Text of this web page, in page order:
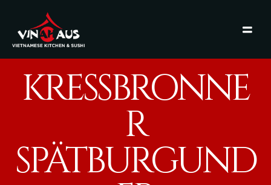
KRESSBRONNE
R
SPÄTBURGUND